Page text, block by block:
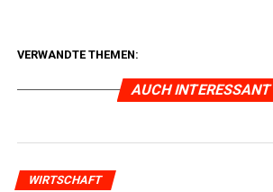
VERWANDTE THEMEN:
AUCH INTERESSANT
WIRTSCHAFT